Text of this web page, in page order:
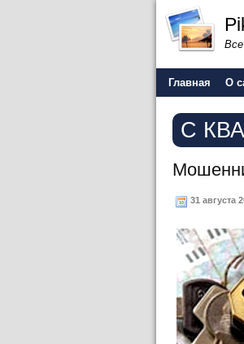
Главная О
С
31 августа